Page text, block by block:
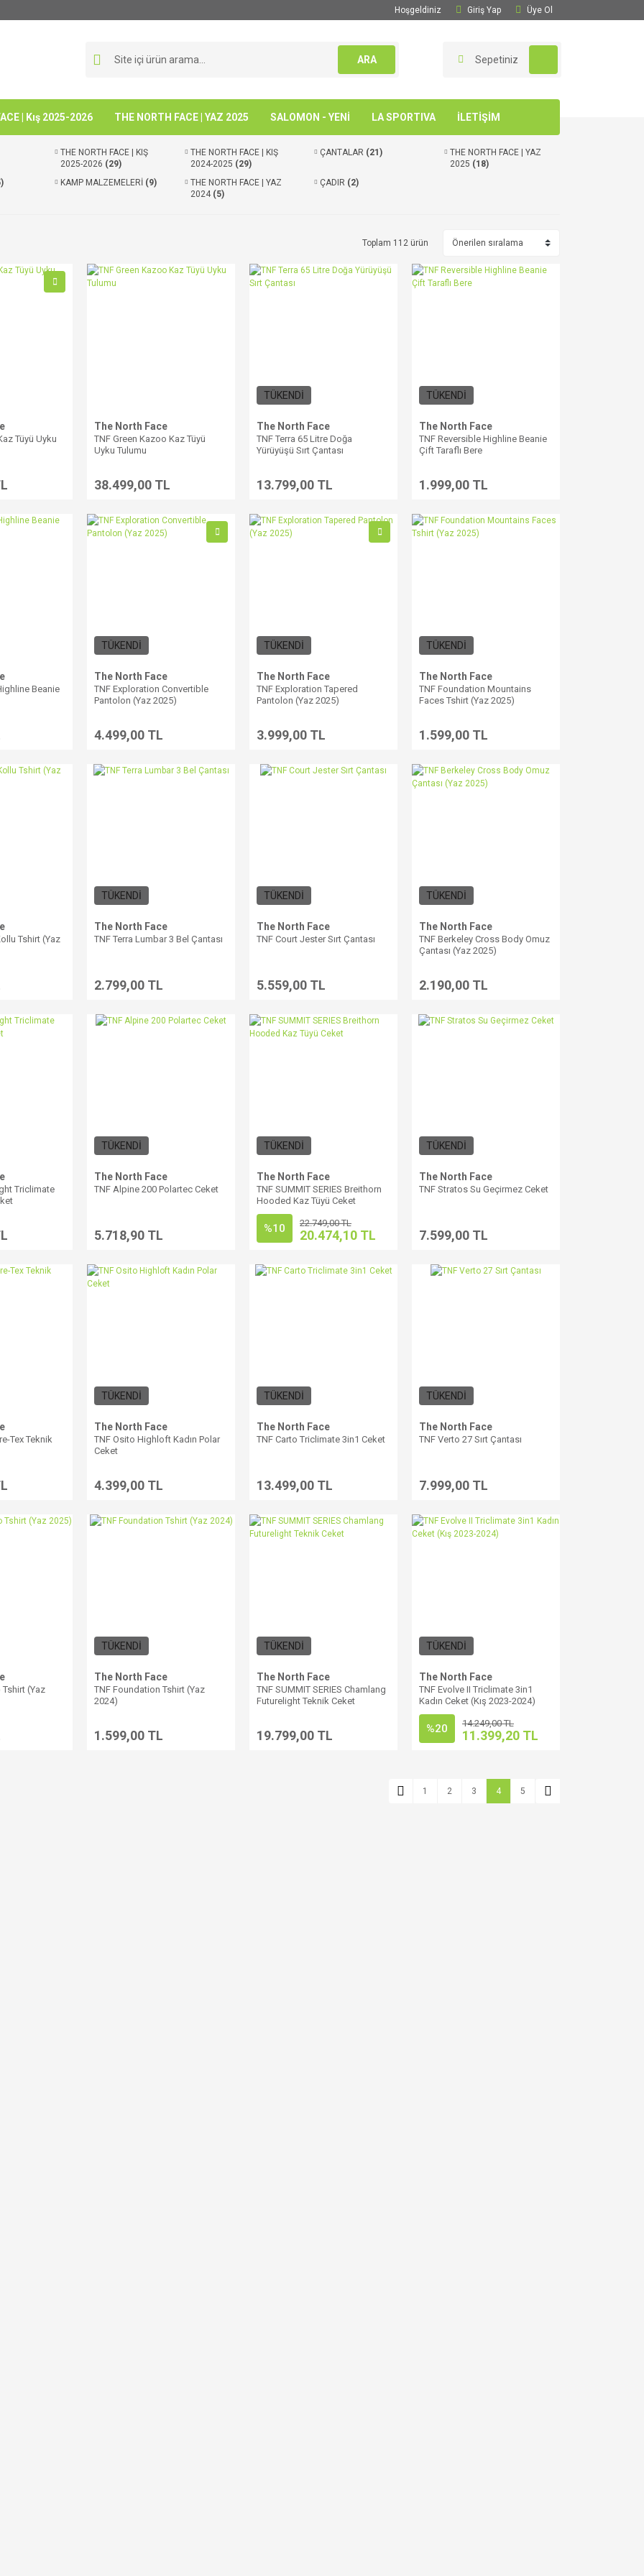
Hoşgeldiniz Giriş Yap Üye Ol
ARA Sepetiniz
| Kış 2025-2026 THE NORTH FACE | YAZ 2025 SALOMON - YENİ LA SPORTIVA İLETİŞİM
THE NORTH FACE | KIŞ
2025-2026 (29)
THE NORTH FACE | KIŞ
2024-2025 (29)
ÇANTALAR (21)
THE NORTH FACE | YAZ
2025 (18)
KAMP MALZEMELERİ (9)
THE NORTH FACE | YAZ
2024 (5)
ÇADIR (2)
Toplam 112 ürün
Tüyü Uyku
The North Face
TNF Green Kazoo Kaz Tüyü
Uyku Tulumu
38.499,00 TL
TÜKENDİ
The North Face
TNF Terra 65 Litre Doğa
Yürüyüşü Sırt Çantası
13.799,00 TL
TÜKENDİ
The North Face
TNF Reversible Highline Beanie
Çift Taraflı Bere
1.999,00 TL
Beanie
TÜKENDİ
The North Face
TNF Exploration Convertible
Pantolon (Yaz 2025)
4.499,00 TL
TÜKENDİ
The North Face
TNF Exploration Tapered
Pantolon (Yaz 2025)
3.999,00 TL
TÜKENDİ
The North Face
TNF Foundation Mountains
Faces Tshirt (Yaz 2025)
1.599,00 TL
Tshirt (Yaz
TÜKENDİ
The North Face
TNF Terra Lumbar 3 Bel Çantası
2.799,00 TL
TÜKENDİ
The North Face
TNF Court Jester Sırt Çantası
5.559,00 TL
TÜKENDİ
The North Face
TNF Berkeley Cross Body Omuz
Çantası (Yaz 2025)
2.190,00 TL
Triclimate
TÜKENDİ
The North Face
TNF Alpine 200 Polartec Ceket
5.718,90 TL
TÜKENDİ
The North Face
TNF SUMMIT SERIES Breithorn
Hooded Kaz Tüyü Ceket
%10 22.749,00 TL
20.474,10 TL
TÜKENDİ
The North Face
TNF Stratos Su Geçirmez Ceket
7.599,00 TL
Tex Teknik
TÜKENDİ
The North Face
TNF Osito Highloft Kadın Polar
Ceket
4.399,00 TL
TÜKENDİ
The North Face
TNF Carto Triclimate 3in1 Ceket
13.499,00 TL
TÜKENDİ
The North Face
TNF Verto 27 Sırt Çantası
7.999,00 TL
Tshirt (Yaz
TÜKENDİ
The North Face
TNF Foundation Tshirt (Yaz
2024)
1.599,00 TL
TÜKENDİ
The North Face
TNF SUMMIT SERIES Chamlang
Futurelight Teknik Ceket
19.799,00 TL
TÜKENDİ
The North Face
TNF Evolve II Triclimate 3in1
Kadın Ceket (Kış 2023-2024)
%20 14.249,00 TL
11.399,20 TL
1 2 3 4 5